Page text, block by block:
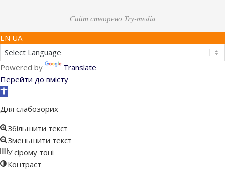
Сайт створено Try-media
EN UA
Powered by
Translate
Перейти до вмісту
Відкрити
інструментів
Для слабозорих
Збільшити текст
Зменьшити текст
У сірому тоні
Контраст